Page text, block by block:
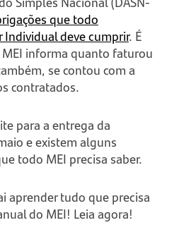
que todo
deve cumprir. É
informa quanto faturou
se contou com a
contratados.
para a entrega da
e existem alguns
todo MEI precisa saber.
aprender tudo que precisa
do MEI! Leia agora!